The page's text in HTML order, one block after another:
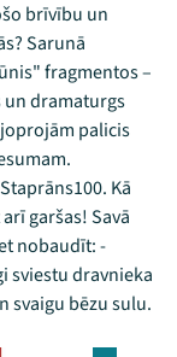
brīvību un
Sarunā
fragmentos –
dramaturgs
palicis
Kā
garšas! Savā
nobaudīt: -
sviestu dravnieka
svaigu bēzu sulu.